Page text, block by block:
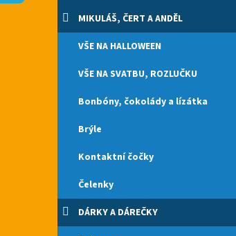
e
l
MIKULÁŠ, ČERT A ANDĚL
VŠE NA HALLOWEEN
VŠE NA SVATBU, ROZLUČKU
Bonbóny, čokolády a lízátka
Brýle
Kontaktní čočky
Čelenky
DÁRKY A DÁREČKY